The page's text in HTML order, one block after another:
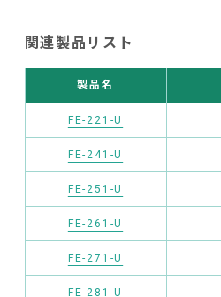
関連製品リスト
製品名
FE-221-U
FE-241-U
FE-251-U
FE-261-U
FE-271-U
FE-281-U